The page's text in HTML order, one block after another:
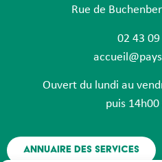
Rue de
02 43
Ouvert du lundi au
puis
Annuaire des services